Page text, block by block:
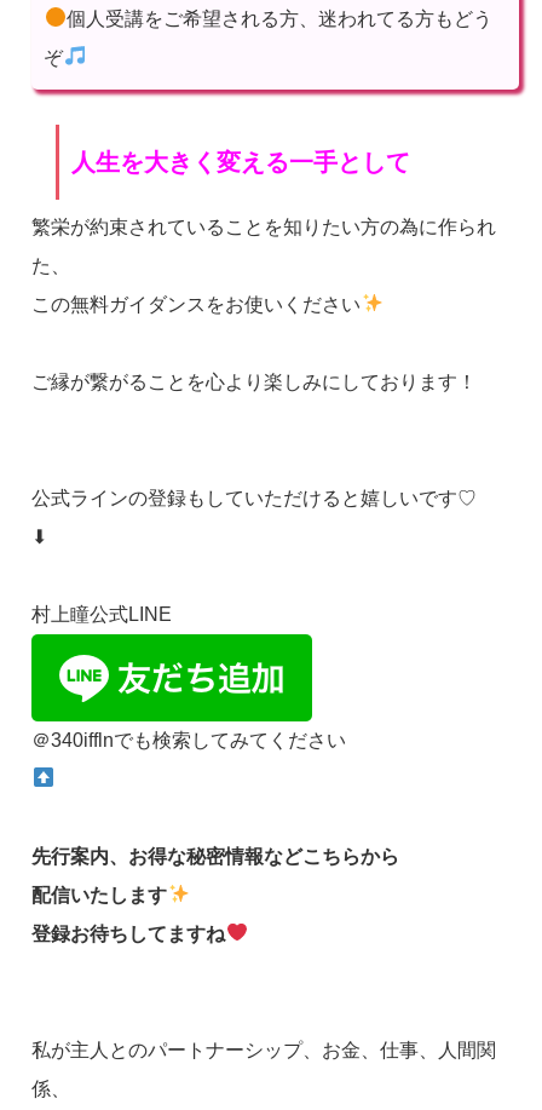
個人受講をご希望される方、迷われてる方もどう
ぞ
人生を大きく変える一手として
繁栄が約束されていることを知りたい方の為に作られ
た、
この無料ガイダンスをお使いください
ご縁が繋がることを心より楽しみにしております！
公式ラインの登録もしていただけると嬉しいです♡
⬇
村上瞳公式LINE
＠340ifflnでも検索してみてください
先行案内、お得な秘密情報などこちらから
配信いたします
登録お待ちしてますね
私が主人とのパートナーシップ、お金、仕事、人間関
係、